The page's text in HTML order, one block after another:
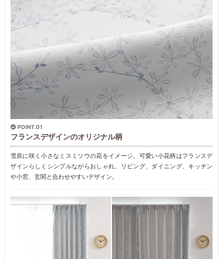
POINT.01
フランスデザインのオリジナル柄
雪原に咲く小さなミスミソウの花をイメージ。可愛い小花柄はフランスデ
ザインらしくシンプルながらおしゃれ。リビング、ダイニング、キッチン
や小窓、玄関と合わせやすいデザイン。